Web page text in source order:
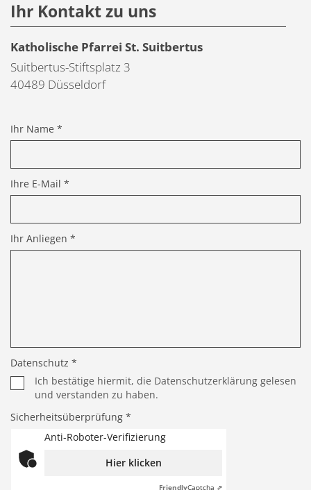
Ihr Name *
Ihre E-Mail *
Ihr Anliegen *
Datenschutz *
Ich bestätige hiermit, die Datenschutzerklärung gelesen
und verstanden zu haben.
Sicherheitsüberprüfung *
Anti-Roboter-Verifizierung
Hier klicken
FriendlyCaptcha ⇗
Ihr Kontakt zu uns
Katholische Pfarrei St. Suitbertus
Suitbertus-Stiftsplatz 3
40489 Düsseldorf